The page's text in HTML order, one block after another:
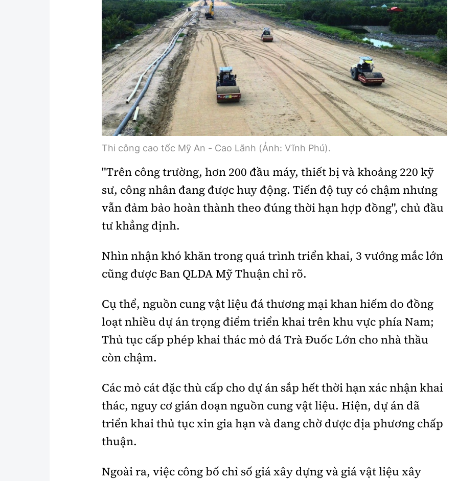
Lao động - Công đoàn
Văn hóa
Showbiz
Điện ảnh
Âm nhạc
Bóng đá
Bình luận
Hậu trường sao
360 độ thể thao
Công nghệ mới
Sản phẩm mới
AI
Tư vấn
Thời sự Quốc tế
Hồ sơ tài liệu
Thế giới giao thông
Thế giới xây dựng
Đi ++
Du lịch
Khám phá
Lối sống
Ẩm thực
Video
Thời sự
Khám phá
Camera giao thông
Câu chuyện giao thông
Lăng kính xây dựng
Thi công cao tốc Mỹ An - Cao Lãnh (Ảnh: Vĩnh Phú).
"Trên công trường, hơn 200 đầu máy, thiết bị và khoảng 220 kỹ
sư, công nhân đang được huy động. Tiến độ tuy có chậm nhưng
vẫn đảm bảo hoàn thành theo đúng thời hạn hợp đồng", chủ đầu
tư khẳng định.
Nhìn nhận khó khăn trong quá trình triển khai, 3 vướng mắc lớn
cũng được Ban QLDA Mỹ Thuận chỉ rõ.
Cụ thể, nguồn cung vật liệu đá thương mại khan hiếm do đồng
loạt nhiều dự án trọng điểm triển khai trên khu vực phía Nam;
Thủ tục cấp phép khai thác mỏ đá Trà Đuốc Lớn cho nhà thầu
còn chậm.
Các mỏ cát đặc thù cấp cho dự án sắp hết thời hạn xác nhận khai
thác, nguy cơ gián đoạn nguồn cung vật liệu. Hiện, dự án đã
triển khai thủ tục xin gia hạn và đang chờ được địa phương chấp
thuận.
Ngoài ra, việc công bố chỉ số giá xây dựng và giá vật liệu xây